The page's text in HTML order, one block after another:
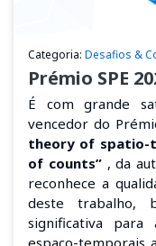
Categoria: Desafios &
Prémio SPE
É com grande
vencedor do
theory of spatio-
of counts”, da
reconhece a
deste trabalho,
significativa
espaço-temporais